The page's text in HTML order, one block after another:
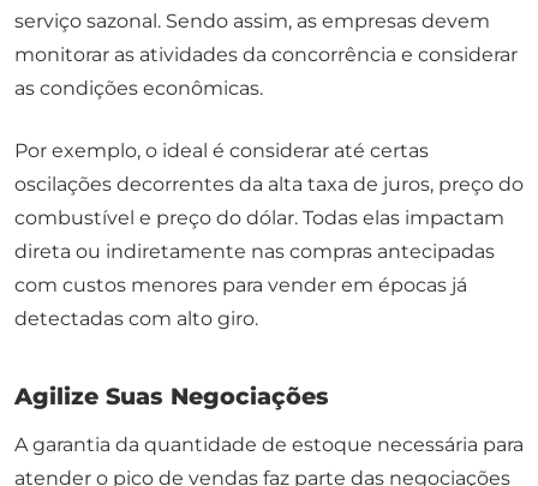
serviço sazonal. Sendo assim, as empresas devem
monitorar as atividades da concorrência e considerar
as condições econômicas.
Por exemplo, o ideal é considerar até certas
oscilações decorrentes da alta taxa de juros, preço do
combustível e preço do dólar. Todas elas impactam
direta ou indiretamente nas compras antecipadas
com custos menores para vender em épocas já
detectadas com alto giro.
Agilize Suas Negociações
A garantia da quantidade de estoque necessária para
atender o pico de vendas faz parte das negociações